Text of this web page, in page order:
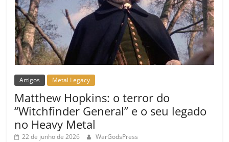
Artigos Metal Legacy
Matthew Hopkins: o terror do
“Witchfinder General” e o seu legado
no Heavy Metal
22 de junho de 2026 WarGodsPress